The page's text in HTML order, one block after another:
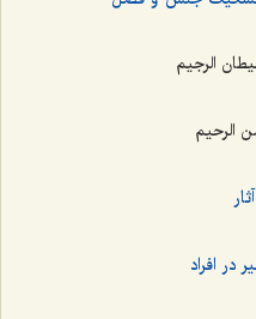
الرجیم
الرحیم
افراد